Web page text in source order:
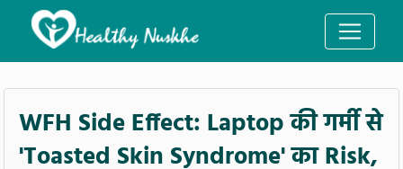
WFH Side Effect: Laptop की गर्मी से
'Toasted Skin Syndrome' का Risk,